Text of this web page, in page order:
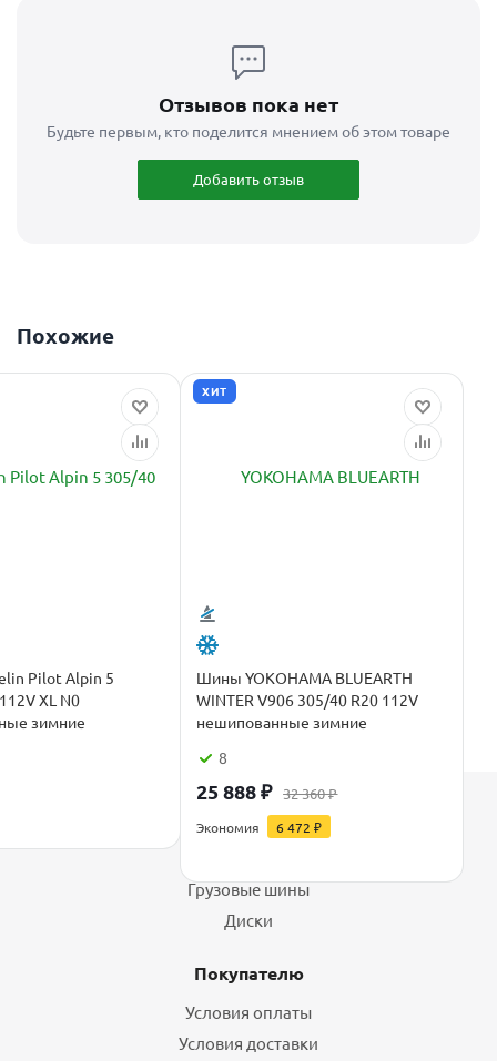
Отзывов пока нет
Будьте первым, кто поделится мнением об этом товаре
Добавить отзыв
Похожие
Pilot Alpin 5
XL N0
зимние
ХИТ
Шины YOKOHAMA BLUEARTH
WINTER V906 305/40 R20 112V
нешипованные зимние
8
25 888₽ 32 360₽
Экономия 6 472 ₽
Каталог
Грузовые шины
Диски
Покупателю
Условия оплаты
Условия доставки